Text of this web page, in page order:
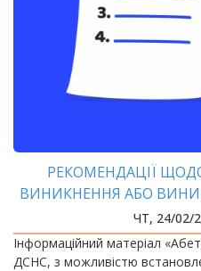
РЕКОМЕНДАЦІЇ
ВИНИКНЕННЯ АБО
ЧТ, 24/02/
Інформаційний матеріал
ДСНС, з можливістю